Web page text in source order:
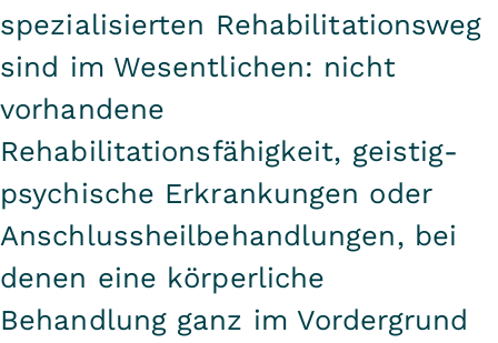
spezialisierten Rehabilitationsweg
sind im Wesentlichen: nicht
vorhandene
Rehabilitationsfähigkeit, geistig-
psychische Erkrankungen oder
Anschlussheilbehandlungen, bei
denen eine körperliche
Behandlung ganz im Vordergrund